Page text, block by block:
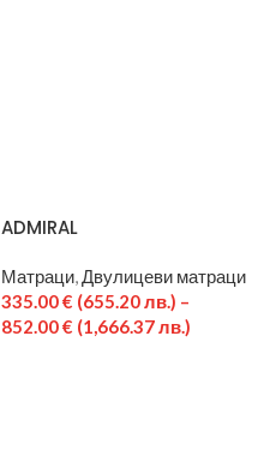
ADMIRAL
Матраци,Двулицеви матраци
335.00€ (655.20 лв.) –
852.00€ (1,666.37 лв.)